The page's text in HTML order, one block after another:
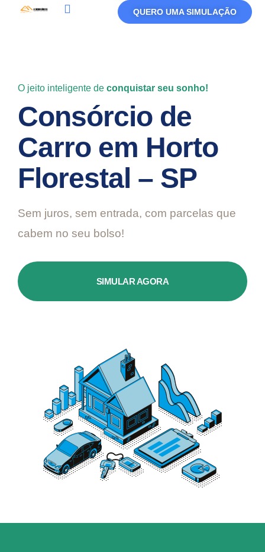
QUERO UMA SIMULAÇÃO
O jeito inteligente de conquistar seu sonho!
Consórcio de
Carro em Horto
Florestal – SP
Sem juros, sem entrada, com parcelas que
cabem no seu bolso!
SIMULAR AGORA